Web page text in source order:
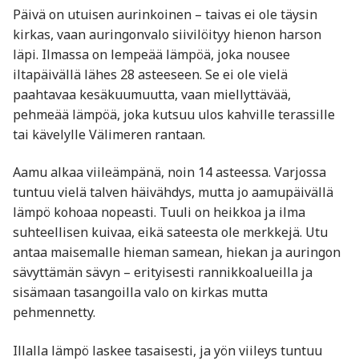
Päivä on utuisen aurinkoinen – taivas ei ole täysin
kirkas, vaan auringonvalo siivilöityy hienon harson
läpi. Ilmassa on lempeää lämpöä, joka nousee
iltapäivällä lähes 28 asteeseen. Se ei ole vielä
paahtavaa kesäkuumuutta, vaan miellyttävää,
pehmeää lämpöä, joka kutsuu ulos kahville terassille
tai kävelylle Välimeren rantaan.
Aamu alkaa viileämpänä, noin 14 asteessa. Varjossa
tuntuu vielä talven häivähdys, mutta jo aamupäivällä
lämpö kohoaa nopeasti. Tuuli on heikkoa ja ilma
suhteellisen kuivaa, eikä sateesta ole merkkejä. Utu
antaa maisemalle hieman samean, hiekan ja auringon
sävyttämän sävyn – erityisesti rannikkoalueilla ja
sisämaan tasangoilla valo on kirkas mutta
pehmennetty.
Illalla lämpö laskee tasaisesti, ja yön viileys tuntuu